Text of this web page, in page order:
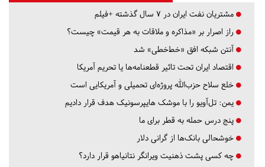
مشتریان نفت ایران در ۷ سال گذشته +فیلم
راز اصرار بر «مذاکره و ملاقات به هر قیمت» چیست؟
آنتن شبکه افق «خط‌خطی» شد
اقتصاد ایران تحت تاثیر قطعنامه‌ها یا تحریم‌ آمریکا
خلع سلاح حزب‌الله پروژه‌ای تحمیلی و آمریکایی است
یمن: تل‌آویو را با موشک هایپرسونیک هدف قرار دادیم
پنج درس‌ حمله به قطر برای ما
خوشحالی بانک‌ها از گرانی دلار
چه کسی پشت ذهنیت ویرانگر نتانیاهو قرار دارد؟